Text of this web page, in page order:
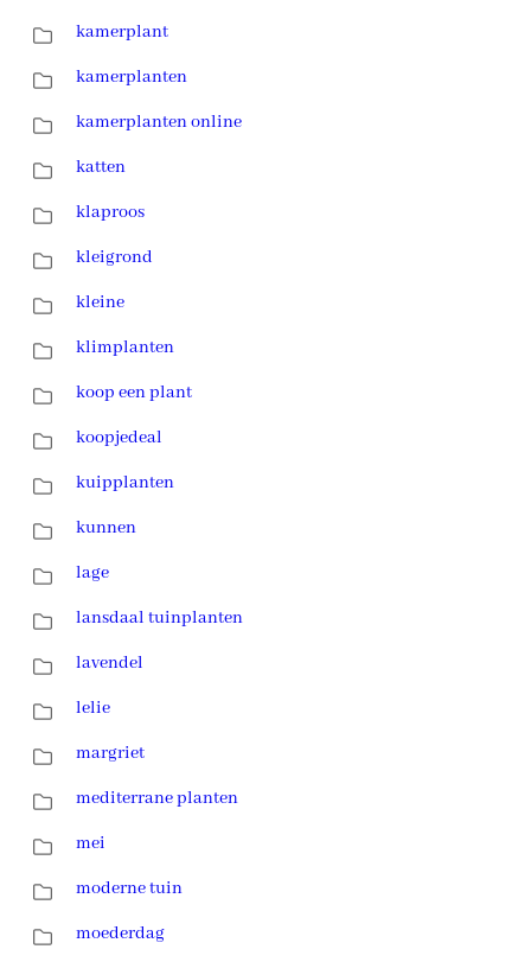
kamerplant
kamerplanten
kamerplanten online
katten
klaproos
kleigrond
kleine
klimplanten
koop een plant
koopjedeal
kuipplanten
kunnen
lage
lansdaal tuinplanten
lavendel
lelie
margriet
mediterrane planten
mei
moderne tuin
moederdag